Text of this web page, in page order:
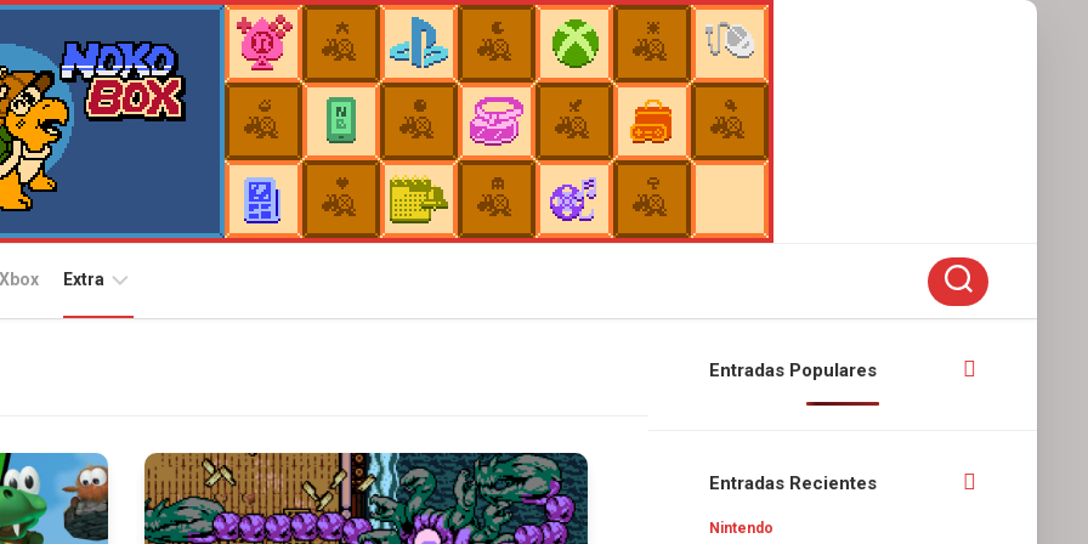
Xbox Extra
Switch
2
PlayStation
EggConsole
for
Switch
Entradas Populares
Entradas Recientes
Nintendo